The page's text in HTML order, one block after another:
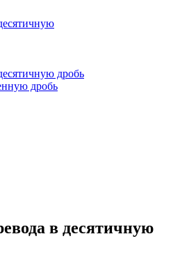
дробь
дробь
в десятичную